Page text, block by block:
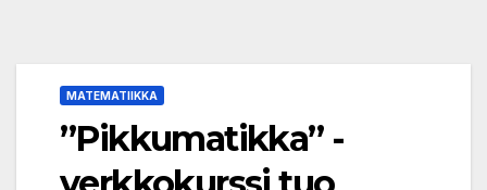
MATEMATIIKKA
”Pikkumatikka” -